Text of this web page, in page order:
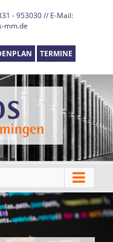
- 953030 // E-Mail:
mm.de
TERMINE